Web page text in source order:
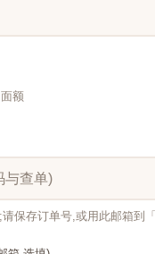
额
保存订单号,或用此邮箱到「